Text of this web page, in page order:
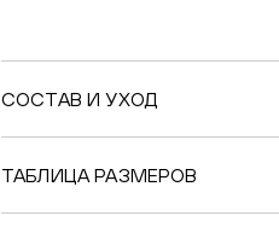
СОСТАВ И УХОД
ТАБЛИЦА РАЗМЕРОВ